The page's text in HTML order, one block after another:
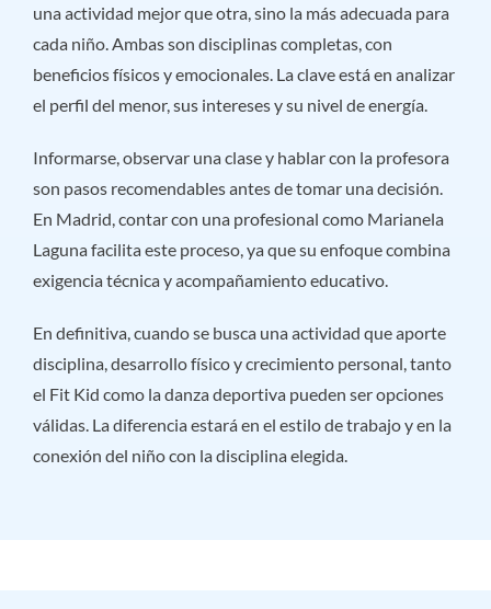
una actividad mejor que otra, sino la más adecuada para
cada niño. Ambas son disciplinas completas, con
beneficios físicos y emocionales. La clave está en analizar
el perfil del menor, sus intereses y su nivel de energía.
Informarse, observar una clase y hablar con la profesora
son pasos recomendables antes de tomar una decisión.
En Madrid, contar con una profesional como Marianela
Laguna facilita este proceso, ya que su enfoque combina
exigencia técnica y acompañamiento educativo.
En definitiva, cuando se busca una actividad que aporte
disciplina, desarrollo físico y crecimiento personal, tanto
el Fit Kid como la danza deportiva pueden ser opciones
válidas. La diferencia estará en el estilo de trabajo y en la
conexión del niño con la disciplina elegida.